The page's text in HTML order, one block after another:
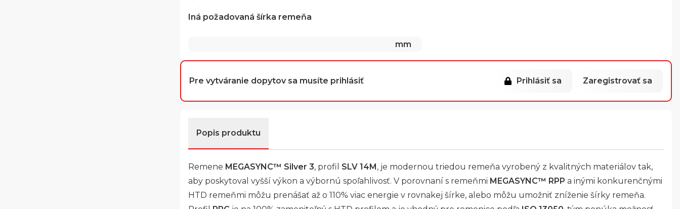
Iná požadovaná šírka remeňa
mm
Pre vytváranie dopytov sa musíte prihlásiť Prihlásiť sa Zaregistrovať sa
Popis produktu
Remene MEGASYNC™ Silver 3, profil SLV 14M, je modernou triedou remeňa vyrobený z kvalitných materiálov tak,
aby poskytoval vyšší výkon a výbornú spoľahlivosť. V porovnaní s remeňmi MEGASYNC™ RPP a inými konkurenčnými
HTD remeňmi môžu prenášať až o 110% viac energie v rovnakej šírke, alebo môžu umožniť zníženie šírky remeňa.